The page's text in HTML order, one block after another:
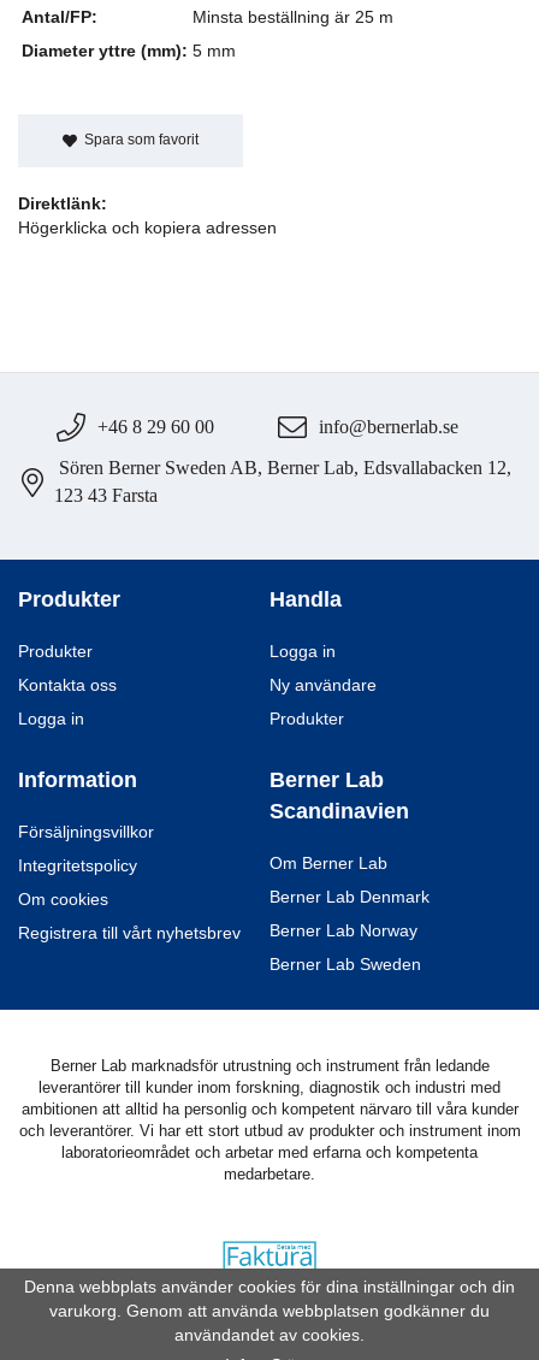
Antal/FP:
Minsta beställning är 25 m
Diameter yttre (mm): 5 mm
Spara som favorit
Direktlänk:
Högerklicka och kopiera adressen
+46 8 29 60 00 info@bernerlab.se
Sören Berner Sweden AB, Berner Lab, Edsvallabacken 12,
123 43 Farsta
Produkter
Produkter
Kontakta oss
Logga in
Handla
Logga in
Ny användare
Produkter
Information
Försäljningsvillkor
Integritetspolicy
Om cookies
Registrera till vårt nyhetsbrev
Berner Lab
Scandinavien
Om Berner Lab
Berner Lab Denmark
Berner Lab Norway
Berner Lab Sweden
Berner Lab marknadsför utrustning och instrument från ledande
leverantörer till kunder inom forskning, diagnostik och industri med
ambitionen att alltid ha personlig och kompetent närvaro till våra kunder
och leverantörer. Vi har ett stort utbud av produkter och instrument inom
laboratorieområdet och arbetar med erfarna och kompetenta
medarbetare.
Drift & produktion:Wikinggruppen
For more information about installing the Google Tag Manager
Denna webbplats använder cookies för dina inställningar och din
varukorg. Genom att använda webbplatsen godkänner du
användandet av cookies.